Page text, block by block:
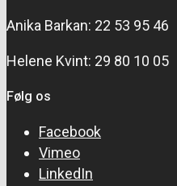
Anika Barkan: 22 53 95 46
Helene Kvint: 29 80 10 05
Følg os
Facebook
Vimeo
LinkedIn